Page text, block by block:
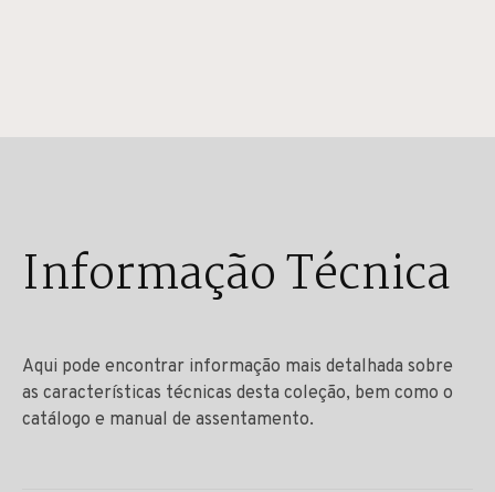
Informação Técnica
Aqui pode encontrar informação mais detalhada sobre
as características técnicas desta coleção, bem como o
catálogo e manual de assentamento.